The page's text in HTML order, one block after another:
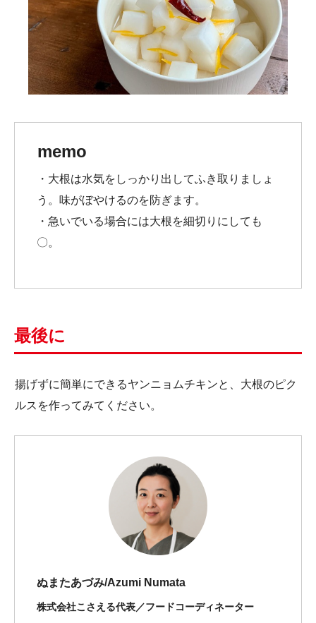
memo
・大根は水気をしっかり出してふき取りましょ
う。味がぼやけるのを防ぎます。
・急いでいる場合には大根を細切りにしても
〇。
最後に
揚げずに簡単にできるヤンニョムチキンと、大根のピク
ルスを作ってみてください。
ぬまたあづみ/Azumi Numata
株式会社こさえる代表／フードコーディネーター